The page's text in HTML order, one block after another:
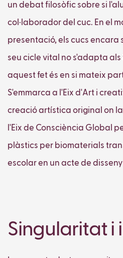
un debat filosòfic sobre si
col·laborador del cuc. En el
presentació, els cucs encara
seu cicle vital no s'adapta als
aquest fet és en si mateix
S'emmarca a l'Eix d'Art i
creació artística original on
l'Eix de Consciència Global
plàstics per biomaterials
escolar en un acte de
Singularitat i